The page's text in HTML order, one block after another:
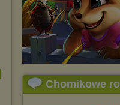
Chomikowe